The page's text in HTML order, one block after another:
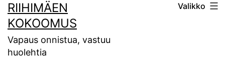
RIIHIMÄEN
KOKOOMUS
Vapaus onnistua, vastuu
huolehtia
Valikko